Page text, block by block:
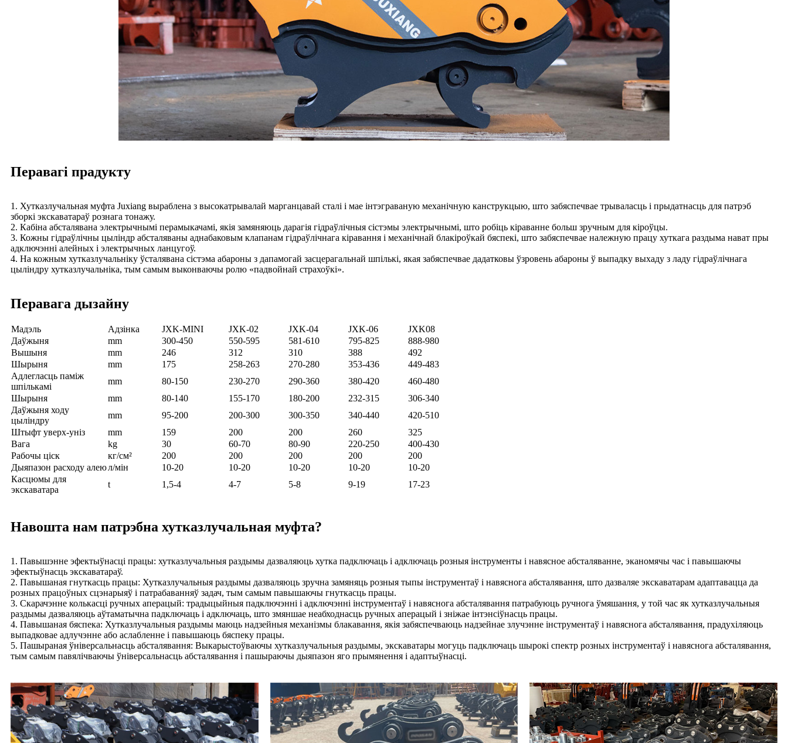
Перавагі прадукту
1. Хутказлучальная муфта Juxiang выраблена з высокатрывалай марганцавай сталі і мае інтэграваную механічную канструкцыю, што забяспечвае трываласць і прыдатнасць для патрэб
зборкі экскаватараў рознага тонажу.
2. Кабіна абсталявана электрычнымі перамыкачамі, якія замяняюць дарагія гідраўлічныя сістэмы электрычнымі, што робіць кіраванне больш зручным для кіроўцы.
3. Кожны гідраўлічны цыліндр абсталяваны аднабаковым клапанам гідраўлічнага кіравання і механічнай блакіроўкай бяспекі, што забяспечвае належную працу хуткага раздыма нават пры
адключэнні алейных і электрычных ланцугоў.
4. На кожным хутказлучальніку ўсталявана сістэма абароны з дапамогай засцерагальнай шпількі, якая забяспечвае дадатковы ўзровень абароны ў выпадку выхаду з ладу гідраўлічнага
цыліндру хутказлучальніка, тым самым выконваючы ролю «падвойнай страхоўкі».
Перавага дызайну
Мадэль Адзінка JXK-MINI JXK-02 JXK-04 JXK-06
JXK08
Даўжыня
mm 300-450 550-595 581-610 795-825
888-980
Вышыня
mm 246 312 310 388
492
Шырыня
mm 175 258-263 270-280 353-436
449-483
Адлегласць паміж
шпількамі
mm 80-150 230-270 290-360 380-420
460-480
Шырыня
mm 80-140 155-170 180-200 232-315
306-340
Даўжыня ходу
цыліндру
mm 95-200 200-300 300-350 340-440
420-510
Штыфт уверх-уніз
mm 159 200 200 260
325
Вага
kg 30 60-70 80-90 220-250
400-430
Рабочы ціск
кг/см² 200 200 200 200
200
Дыяпазон расходу алеюл/мін 10-20 10-20 10-20 10-20
10-20
Касцюмы для
экскаватара
t 1,5-4 4-7 5-8 9-19 17-23
Навошта нам патрэбна хутказлучальная муфта?
1. Павышэнне эфектыўнасці працы: хутказлучальныя раздымы дазваляюць хутка падключаць і адключаць розныя інструменты і навясное абсталяванне, эканомячы час і павышаючы
эфектыўнасць экскаватараў.
2. Павышаная гнуткасць працы: Хутказлучальныя раздымы дазваляюць зручна замяняць розныя тыпы інструментаў і навяснога абсталявання, што дазваляе экскаватарам адаптавацца да
розных працоўных сцэнарыяў і патрабаванняў задач, тым самым павышаючы гнуткасць працы.
3. Скарачэнне колькасці ручных аперацый: традыцыйныя падключэнні і адключэнні інструментаў і навяснога абсталявання патрабуюць ручнога ўмяшання, у той час як хутказлучальныя
раздымы дазваляюць аўтаматычна падключаць і адключаць, што змяншае неабходнасць ручных аперацый і зніжае інтэнсіўнасць працы.
4. Павышаная бяспека: Хутказлучальныя раздымы маюць надзейныя механізмы блакавання, якія забяспечваюць надзейнае злучэнне інструментаў і навяснога абсталявання, прадухіляюць
выпадковае адлучэнне або аслабленне і павышаюць бяспеку працы.
5. Пашыраная ўніверсальнасць абсталявання: Выкарыстоўваючы хутказлучальныя раздымы, экскаватары могуць падключаць шырокі спектр розных інструментаў і навяснога абсталявання,
тым самым павялічваючы ўніверсальнасць абсталявання і пашыраючы дыяпазон яго прымянення і адаптыўнасці.